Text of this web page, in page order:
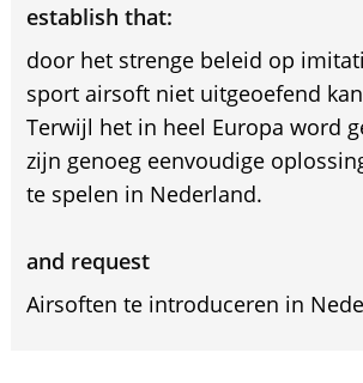
establish that:
door het strenge beleid op
sport airsoft niet uitgeoefend
Terwijl het in heel Europa word
zijn genoeg eenvoudige
te spelen in Nederland.
and request
Airsoften te introduceren in